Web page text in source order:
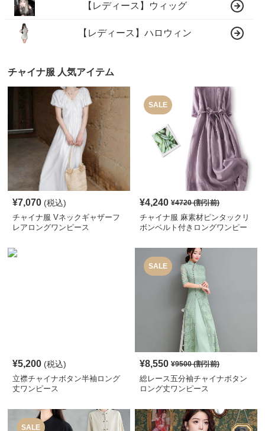
【レディース】ウィッグ
【レディース】ハロウィン
チャイナ服 人気アイテム
¥7,070 (税込)
チャイナ服 Vネックギャザーフ
レアロングワンピース
SALE
¥4,240 ¥4720(割引前)
チャイナ服 麻素材ピンタックリ
ボンベルト付きロングワンピー
¥5,200 (税込)
立襟チャイナボタン半袖ロング
丈ワンピース
SALE
¥8,550 ¥9500(割引前)
総レース五分袖チャイナボタン
ロング丈ワンピース
SALE